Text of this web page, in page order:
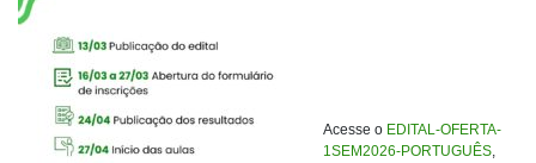
Acesse o EDITAL-OFERTA-
1SEM2026-PORTUGUÊS,